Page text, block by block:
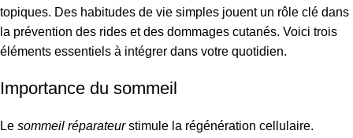
topiques. Des habitudes de vie simples jouent un rôle clé dans
la prévention des rides et des dommages cutanés. Voici trois
éléments essentiels à intégrer dans votre quotidien.
Importance du sommeil
Le sommeil réparateurstimule la régénération cellulaire.